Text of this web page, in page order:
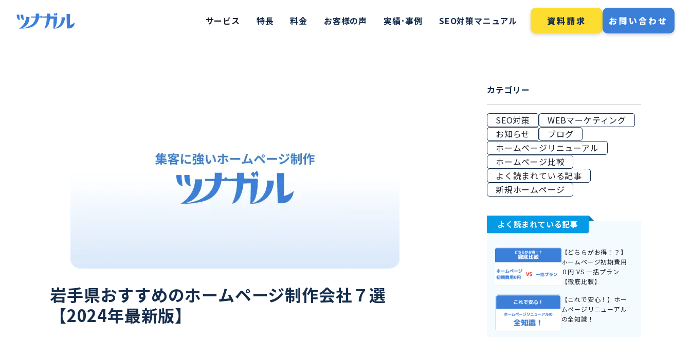
サービス 特長 料金 お客様の声 実績･事例 SEO対策マニュアル 資料請求 お問い合わせ
トップ>ブログ
岩手県おすすめのホームページ制作会社７選
【2024年最新版】
カテゴリー
SEO対策
WEBマーケティング
お知らせ
ブログ
ホームページリニューアル
ホームページ比較
よく読まれている記事
新規ホームページ
よく読まれている記事
【どちらがお得！？】
ホームページ初期費用
０円 VS 一括プラン
【徹底比較】
【これで安心！】ホー
ムページリニューアル
の全知識！